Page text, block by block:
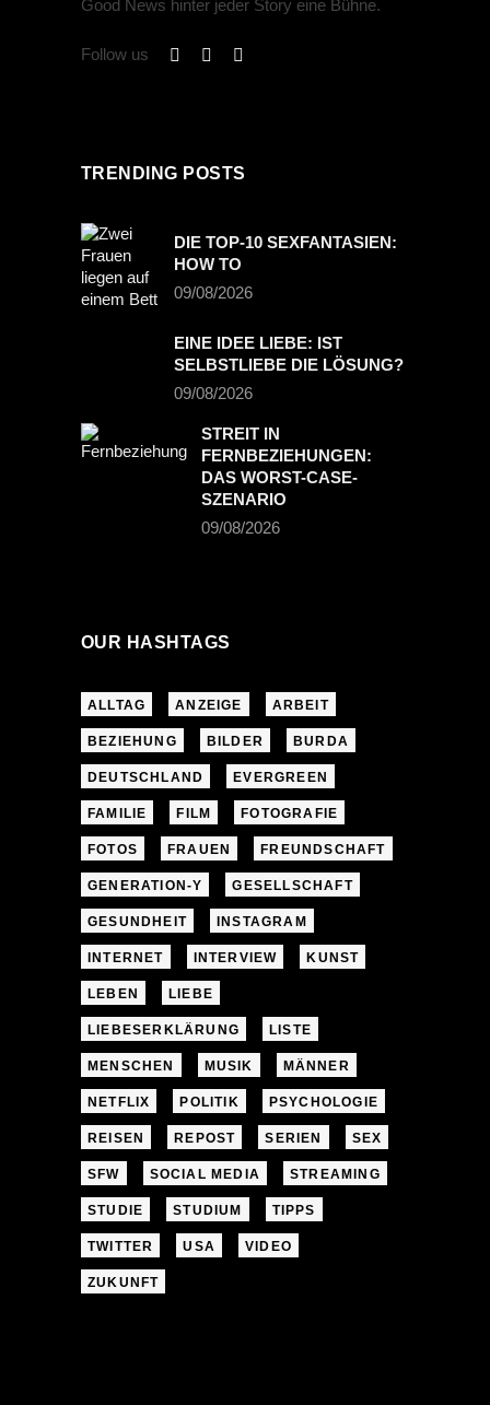
Good News hinter jeder Story eine Bühne.
Follow us
TRENDING POSTS
DIE TOP-10 SEXFANTASIEN:
HOW TO
09/08/2026
EINE IDEE LIEBE: IST
SELBSTLIEBE DIE LÖSUNG?
09/08/2026
STREIT IN
FERNBEZIEHUNGEN:
DAS WORST-CASE-
SZENARIO
09/08/2026
OUR HASHTAGS
ALLTAG ANZEIGE ARBEIT
BEZIEHUNG BILDER BURDA
DEUTSCHLAND EVERGREEN
FAMILIE FILM FOTOGRAFIE
FOTOS FRAUEN FREUNDSCHAFT
GENERATION-Y GESELLSCHAFT
GESUNDHEIT INSTAGRAM
INTERNET INTERVIEW KUNST
LEBEN LIEBE
LIEBESERKLÄRUNG LISTE
MENSCHEN MUSIK MÄNNER
NETFLIX POLITIK PSYCHOLOGIE
REISEN REPOST SERIEN SEX
SFW SOCIAL MEDIA STREAMING
STUDIE STUDIUM TIPPS
TWITTER USA VIDEO
ZUKUNFT